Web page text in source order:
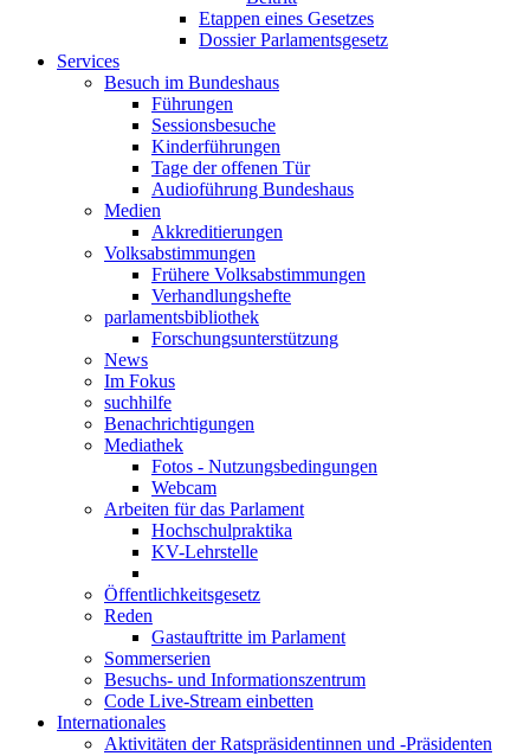
Etappen eines Gesetzes
Dossier Parlamentsgesetz
Services
Besuch im Bundeshaus
Führungen
Sessionsbesuche
Kinderführungen
Tage der offenen Tür
Audioführung Bundeshaus
Medien
Akkreditierungen
Volksabstimmungen
Frühere Volksabstimmungen
Verhandlungshefte
parlamentsbibliothek
Forschungsunterstützung
News
Im Fokus
suchhilfe
Benachrichtigungen
Mediathek
Fotos - Nutzungsbedingungen
Webcam
Arbeiten für das Parlament
Hochschulpraktika
KV-Lehrstelle
Öffentlichkeitsgesetz
Reden
Gastauftritte im Parlament
Sommerserien
Besuchs- und Informationszentrum
Code Live-Stream einbetten
Internationales
Aktivitäten der Ratspräsidentinnen und -Präsidenten